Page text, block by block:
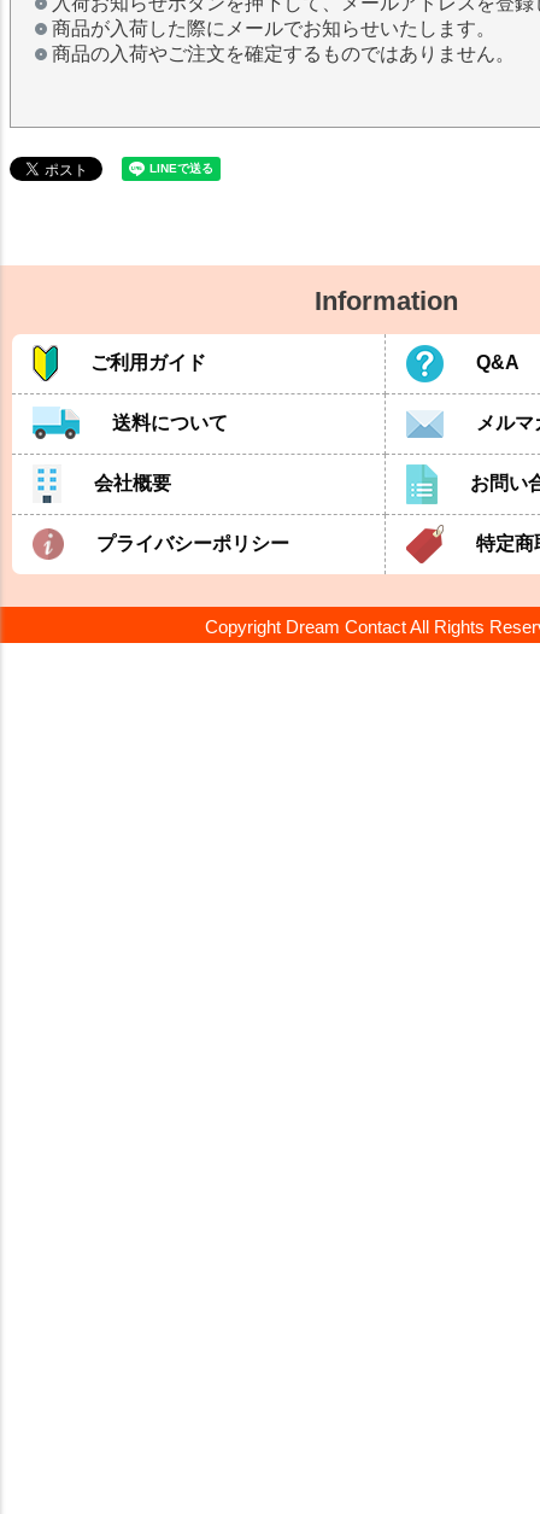
商品が入荷した際にメールでお知らせいたします。
商品の入荷やご注文を確定するものではありません。
Information
ご利用ガイド Q&A
送料について メル
会社概要 お問い
プライバシーポリシー 特定商
Copyright Dream Contact All Rights